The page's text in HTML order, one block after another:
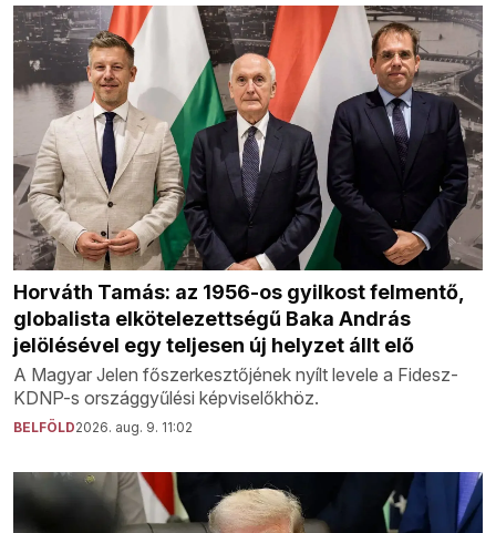
Horváth Tamás: az 1956-os gyilkost felmentő,
globalista elkötelezettségű Baka András
jelölésével egy teljesen új helyzet állt elő
A Magyar Jelen főszerkesztőjének nyílt levele a Fidesz-
KDNP-s országgyűlési képviselőkhöz.
BELFÖLD2026. aug. 9. 11:02